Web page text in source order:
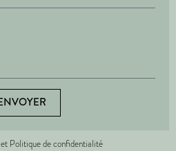
Politique de confidentialité